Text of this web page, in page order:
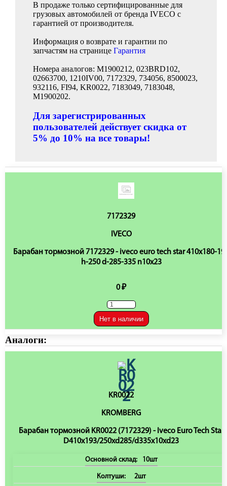
В продаже только сертифицированные для
грузовых автомобилей от бренда IVECO с
гарантией от производителя.
Информация о возврате и гарантии по
запчастям на странице Гарантия
Номера аналогов: M1900212, 023BRD102,
02663700, 1210IV00, 7172329, 734056, 8500023,
932116, FI94, KR0022, 7183049, 7183048,
M1900202.
Для зарегистрированных
пользователей действует скидка от
5% до 10% на все товары!
7172329
IVECO
Барабан тормозной 7172329 - iveco euro tech star 410x180-
h-250 d-285-335 n10x23
0 ₽
Нет в наличии
Аналоги:
KR0022
KROMBERG
Барабан тормозной KR0022 (7172329) - Iveco Euro Tech Star
D410x193/250xd285/d335x10xd23
Основной склад: 10шт
Колтуши: 2шт